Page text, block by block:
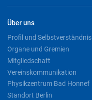
Über uns
Profil und Selbstverständnis
Organe und Gremien
Mitgliedschaft
Vereinskommunikation
Physikzentrum Bad Honnef
Standort Berlin